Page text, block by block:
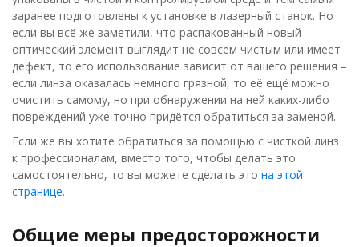
заранее подготовлены к установке в лазерный станок. Но
если вы всё же заметили, что распакованный новый
оптический элемент выглядит не совсем чистым или имеет
дефект, то его использование зависит от вашего решения –
если линза оказалась немного грязной, то её ещё можно
очистить самому, но при обнаружении на ней каких-либо
повреждений уже точно придётся обратиться за заменой.
Если же вы хотите обратиться за помощью с чисткой линз
к профессионалам, вместо того, чтобы делать это
самостоятельно, то вы можете сделать это на этой
странице.
Общие меры предосторожности